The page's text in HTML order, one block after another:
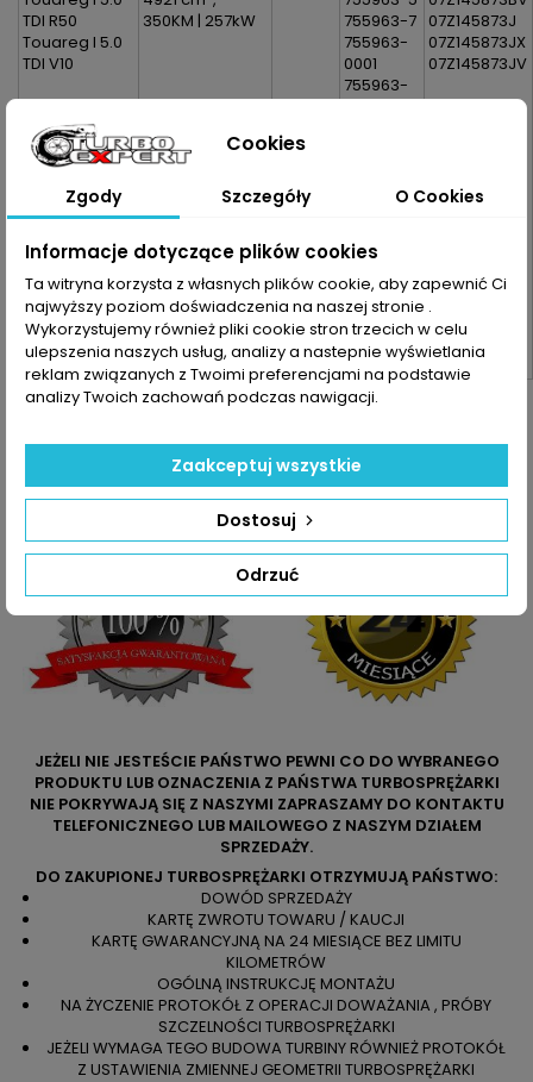
TDI R50
Touareg I 5.0
TDI V10
Uwaga :Lewa
Strona |
TwinTurbo |
BiTurbo
350KM | 257kW
755963-7
755963-
0001
755963-
0003
755963-
5003S
755963-
5005S
755963-
5007S
07Z145873J
07Z145873JX
07Z145873JV
Dane zawarte w tabeli mogą odbiegać od rzeczywistości.
Najlepszym kryterium doboru części jest sprawdzenie
numerów producenta na uszkodzonej części.
JEŻELI NIE JESTEŚCIE PAŃSTWO PEWNI CO DO WYBRANEGO
PRODUKTU LUB OZNACZENIA Z PAŃSTWA TURBOSPRĘŻARKI
NIE POKRYWAJĄ SIĘ Z NASZYMI ZAPRASZAMY DO KONTAKTU
TELEFONICZNEGO LUB MAILOWEGO Z NASZYM DZIAŁEM
SPRZEDAŻY.
DO ZAKUPIONEJ TURBOSPRĘŻARKI OTRZYMUJĄ PAŃSTWO:
DOWÓD SPRZEDAŻY
KARTĘ ZWROTU TOWARU / KAUCJI
KARTĘ GWARANCYJNĄ NA 24 MIESIĄCE BEZ LIMITU
KILOMETRÓW
OGÓLNĄ INSTRUKCJĘ MONTAŻU
NA ŻYCZENIE PROTOKÓŁ Z OPERACJI DOWAŻANIA , PRÓBY
SZCZELNOŚCI TURBOSPRĘŻARKI
JEŻELI WYMAGA TEGO BUDOWA TURBINY RÓWNIEŻ PROTOKÓŁ
Z USTAWIENIA ZMIENNEJ GEOMETRII TURBOSPRĘŻARKI
Cookies
Zgody Szczegóły O Cookies
Informacje dotyczące plików cookies
Ta witryna korzysta z własnych plików cookie, aby zapewnić Ci
najwyższy poziom doświadczenia na naszej stronie .
Wykorzystujemy również pliki cookie stron trzecich w celu
ulepszenia naszych usług, analizy a nastepnie wyświetlania
reklam związanych z Twoimi preferencjami na podstawie
analizy Twoich zachowań podczas nawigacji.
Odrzuć
Dostosuj
Zaakceptuj wszystkie